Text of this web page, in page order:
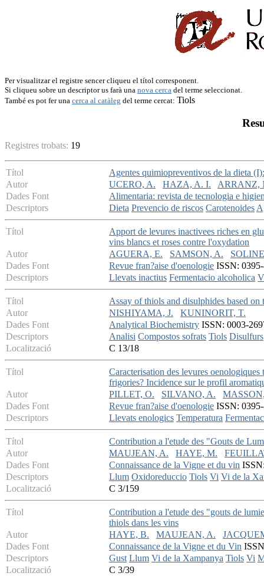
Per visualitzar el registre sencer cliqueu el títol corresponent.
Si cliqueu sobre un descriptor us farà una nova cerca del terme seleccionat.
També es pot fer una cerca al catàleg del terme cercat: Tiols
Registres trobats: 19
Títol
Agentes quimiopreventivos de la dieta
Autor
UCERO, A. HAZA, A. I.
ARRANZ,
Dades Font
Alimentaria: revista de tecnologia e
Descriptors
Dieta Prevencio de riscos Carotenoides
Títol
Apport de levures inactivees riches en
vins blancs et roses contre l'oxydation
Autor
AGUERA, E. SAMSON, A.
Dades Font
Revue fran?aise d'oenologie ISSN:
Descriptors
Llevats inactius Fermentacio alcoholica
Títol
Assay of thiols and disulphides based
Autor
NISHIYAMA, J.
KUNINORIT, T.
Dades Font
Analytical Biochemistry ISSN: 0003-
Descriptors
Analisi Compostos sofrats Tiols Disulfurs
Localització
C 13/18
Títol
Caracterisation des levures
frigories? Incidence sur le profil
Autor
PILLET, O. SILVANO, A.
Dades Font
Revue fran?aise d'oenologie ISSN:
Descriptors
Llevats enologics Temperatura
Títol
Contribution a l'etude des "Gouts de
Autor
MAUJEAN, A. HAYE, M.
Dades Font
Connaissance de la Vigne et du vin
Descriptors
Llum Oxidoreduccio Tiols Vi Vi de la
Localització
C 3/159
Títol
Contribution a l'etude des "gouts de
thiols dans les vins
Autor
HAYE, B. MAUJEAN, A.
Dades Font
Connaissance de la Vigne et du Vin
Descriptors
Gust Llum Vi de la Xampanya Tiols Vi
Localització
C 3/39